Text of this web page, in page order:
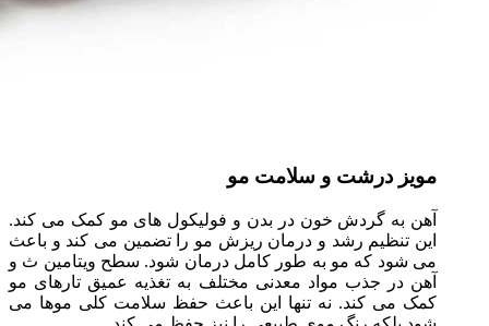
مویز درشت و سلامت مو
آهن به گردش خون در بدن و فولیکول های مو کمک می کند.
این تنظیم رشد و درمان ریزش مو را تضمین می کند و باعث
می شود که مو به طور کامل درمان شود. سطح ویتامین ث و
آهن در جذب مواد معدنی مختلف به تغذیه عمیق تارهای مو
کمک می کند. نه تنها این باعث حفظ سلامت کلی موها می